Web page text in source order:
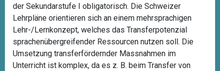
der Sekundarstufe I obligatorisch. Die Schweizer
Lehrpläne orientieren sich an einem mehrsprachigen
Lehr-/Lernkonzept, welches das Transferpotenzial
sprachenübergreifender Ressourcen nutzen soll. Die
Umsetzung transferfördernder Massnahmen im
Unterricht ist komplex, da es z. B. beim Transfer von